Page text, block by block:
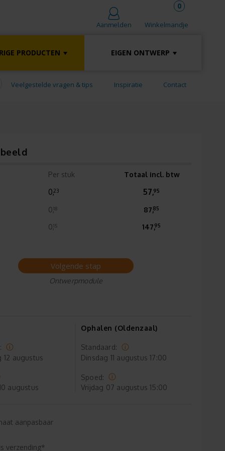
Aanmelden Winkelmandje
0
PRODUCTEN EIGEN ONTWERP
Veelgestelde vragen & tips Inspiratie Contact
Per stuk Totaal incl. btw
0,23 57,95
0,18 87,85
0,15 147,95
Volgende stap
Ontwerpmodule
12 augustus
augustus
Ophalen (Oldenzaal)
Standaard:
Dinsdag 11 augustus 17:00
Spoed:
Vrijdag 07 augustus 15:00
aanpasbaar
verzending*